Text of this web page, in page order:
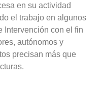
en su actividad
el trabajo en algunos
Intervención con el fin
autónomos y
precisan más que